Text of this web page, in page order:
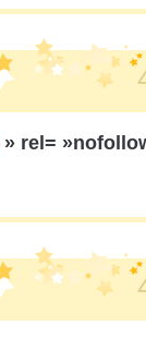
» rel=